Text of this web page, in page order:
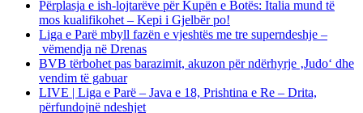
Përplasja e ish-lojtarëve për Kupën e Botës: Italia mund të
mos kualifikohet – Kepi i Gjelbër po!
Liga e Parë mbyll fazën e vjeshtës me tre superndeshje –
vëmendja në Drenas
BVB tërbohet pas barazimit, akuzon për ndërhyrje ‚Judo‘ dhe
vendim të gabuar
LIVE | Liga e Parë – Java e 18, Prishtina e Re – Drita,
përfundojnë ndeshjet